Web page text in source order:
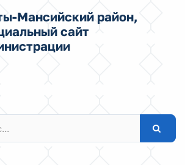
Мансийский район,
сайт